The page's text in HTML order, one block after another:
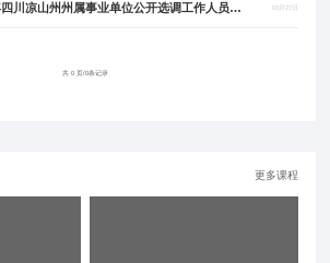
选调62名!2025年四川凉山州州属事业单位公开选调工作人员公告 03月27日
共 0 页/0条记录
更多课程